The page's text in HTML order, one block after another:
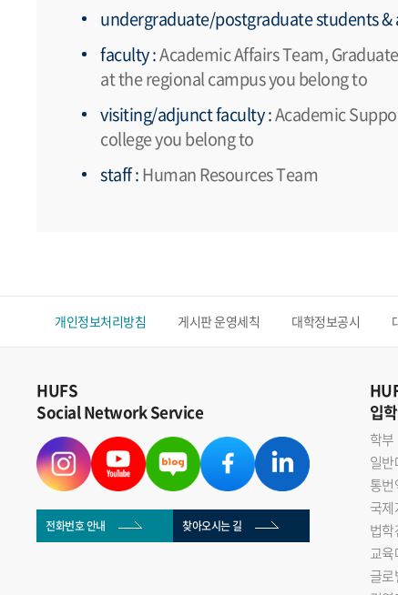
undergraduate/postgraduate students &
faculty :Academic Affairs Team,
at the regional campus you belong to
visiting/adjunct faculty :Academic
college you belong to
staff :Human Resources Team
개인정보처리방침 게시판 운영세칙 대학정보공시
HUFS
Social Network Service
전화번호 안내 찾아오시는 길
입
학부
일
통
국
법
교
글